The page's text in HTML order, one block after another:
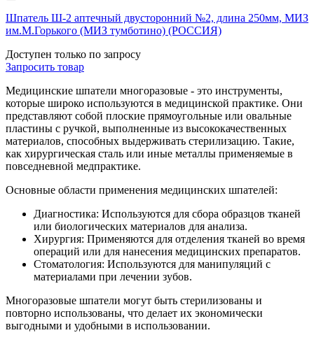
Шпатель Ш-2 аптечный двусторонний №2, длина 250мм, МИЗ
им.М.Горького (МИЗ тумботино) (РОССИЯ)
Доступен только по запросу
Запросить товар
Медицинские шпатели многоразовые - это инструменты,
которые широко используются в медицинской практике. Они
представляют собой плоские прямоугольные или овальные
пластины с ручкой, выполненные из высококачественных
материалов, способных выдерживать стерилизацию. Такие,
как хирургическая сталь или иные металлы применяемые в
повседневной медпрактике.
Основные области применения медицинских шпателей:
Диагностика: Используются для сбора образцов тканей
или биологических материалов для анализа.
Хирургия: Применяются для отделения тканей во время
операций или для нанесения медицинских препаратов.
Стоматология: Используются для манипуляций с
материалами при лечении зубов.
Многоразовые шпатели могут быть стерилизованы и
повторно использованы, что делает их экономически
выгодными и удобными в использовании.